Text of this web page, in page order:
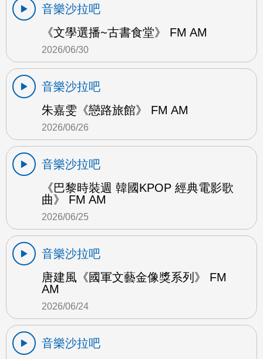
音樂沙拉吧
《文學選播~古書食堂》 FM AM
2026/06/30
音樂沙拉吧
朱嘉雯《戀路旅館》 FM AM
2026/06/26
音樂沙拉吧
《巴黎時裝週 韓國KPOP 經典電影歌
曲》 FM AM
2026/06/25
音樂沙拉吧
唐建風《國軍文藝金像獎系列》 FM
AM
2026/06/24
音樂沙拉吧